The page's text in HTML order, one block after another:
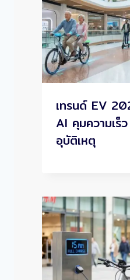
เทรนด์ EV
AI คุมความเร็
อุบัติเหตุ